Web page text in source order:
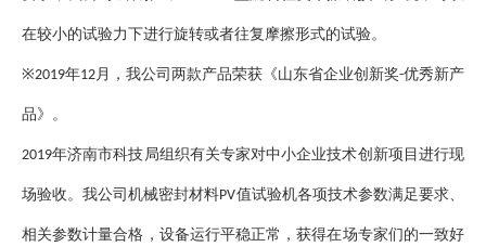
在较小的试验力下进行旋转或者往复摩擦形式的试验。
※2019年12月，我公司两款产品荣获《山东省企业创新奖-优秀新产
品》。
2019年济南市科技局组织有关专家对中小企业技术创新项目进行现
场验收。我公司机械密封材料PV值试验机各项技术参数满足要求、
相关参数计量合格，设备运行平稳正常，获得在场专家们的一致好